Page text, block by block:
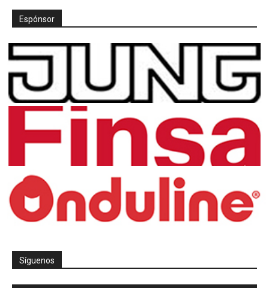
Espónsor
Síguenos